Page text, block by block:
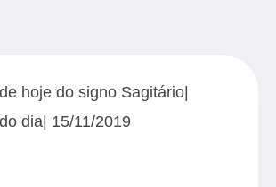
hoje do signo Sagitário|
dia| 15/11/2019